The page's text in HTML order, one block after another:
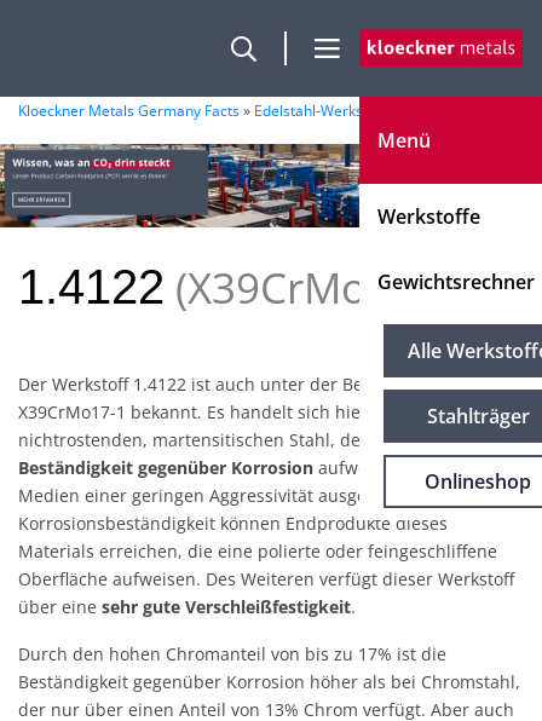
Menü
Werkstoffe
Gewichtsrechner
Alle
Stahlträger
Onlineshop
Kloeckner Metals Germany Facts» Edelstahl-Werkstoffe
1.4122 X39CrMo17-1
Der Werkstoff 1.4122 ist auch unter der Bezeichnung
X39CrMo17-1 bekannt. Es handelt sich hierbei um einen
nichtrostenden, martensitischen Stahl, der einegute
Beständigkeit gegenüber Korrosion aufweist, sofern dieser
Medien einer geringen Aggressivität ausgesetzt ist. Die beste
Korrosionsbeständigkeit können Endprodukte dieses
Materials erreichen, die eine polierte oder feingeschliffene
Oberfläche aufweisen. Des Weiteren verfügt dieser Werkstoff
über eine sehr gute Verschleißfestigkeit.
Durch den hohen Chromanteil von bis zu 17% ist die
Beständigkeit gegenüber Korrosion höher als bei Chromstahl,
der nur über einen Anteil von 13% Chrom verfügt. Aber auch